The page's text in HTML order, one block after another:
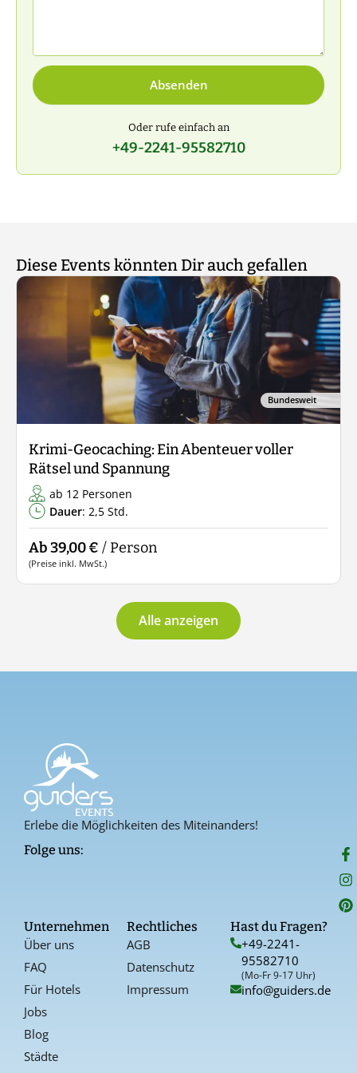
Absenden
Oder rufe einfach an
+49-2241-95582710
Diese Events könnten Dir auch gefallen
Bundesweit
Krimi-Geocaching: Ein Abenteuer voller
Rätsel und Spannung
ab 12 Personen
Dauer: 2,5 Std.
Ab 39,00 € / Person
(Preise inkl. MwSt.)
Alle anzeigen
Erlebe die Möglichkeiten des Miteinanders!
Folge uns: F
a
c
e
b
I
n
s
t
a
P
i
n
t
e
Unternehmen
Über uns
FAQ
Für Hotels
Jobs
Blog
Städte
Rechtliches
AGB
Datenschutz
Impressum
Hast du Fragen?
+49-2241-
95582710
(Mo-Fr 9-17 Uhr)
info@guiders.de